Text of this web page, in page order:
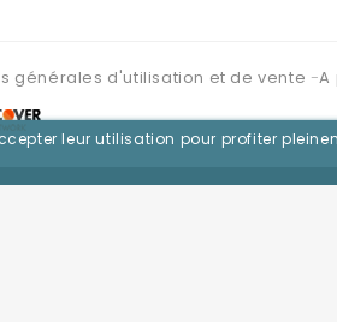
leur utilisation pour profiter
générales d'utilisation et de vente A